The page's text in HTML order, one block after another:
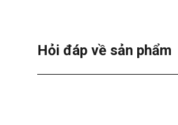
Hỏi đáp về sản phẩm